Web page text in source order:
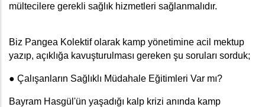
mültecilere gerekli sağlık hizmetleri sağlanmalıdır.
Biz Pangea Kolektif olarak kamp yönetimine acil mektup
yazıp, açıklığa kavuşturulması gereken şu soruları sorduk;
● Çalışanların Sağlıklı Müdahale Eğitimleri Var mı?
Bayram Hasgül'ün yaşadığı kalp krizi anında kamp